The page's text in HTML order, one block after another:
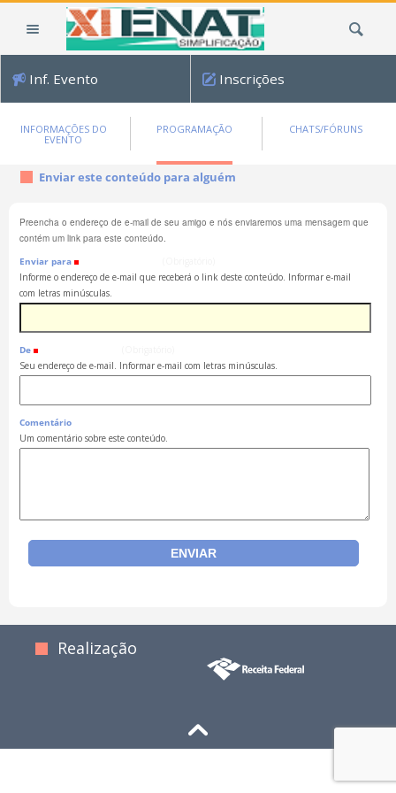
Inf. Evento Inscrições
INFORMAÇÕES DO
EVENTO
PROGRAMAÇÃO CHATS/FÓRUNS
Enviar este conteúdo para alguém
Preencha o endereço de e-mail de seu amigo e nós enviaremos uma mensagem que
contém um link para este conteúdo.
Enviar para
Informe o endereço de e-mail que receberá o link deste conteúdo. Informar e-mail
com letras minúsculas.
De
Seu endereço de e-mail. Informar e-mail com letras minúsculas.
Comentário
Um comentário sobre este conteúdo.
Realização